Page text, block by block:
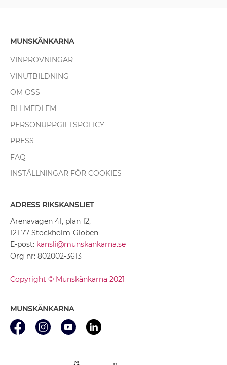
MUNSKÄNKARNA
VINPROVNINGAR
VINUTBILDNING
OM OSS
BLI MEDLEM
PERSONUPPGIFTSPOLICY
PRESS
FAQ
INSTÄLLNINGAR FÖR COOKIES
ADRESS RIKSKANSLIET
Arenavägen 41, plan 12,
121 77 Stockholm-Globen
E-post: kansli@munskankarna.se
Org nr: 802002-3613
Copyright © Munskänkarna 2021
MUNSKÄNKARNA